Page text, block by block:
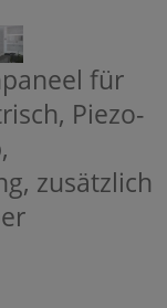
für
Piezo-
zusätzlich